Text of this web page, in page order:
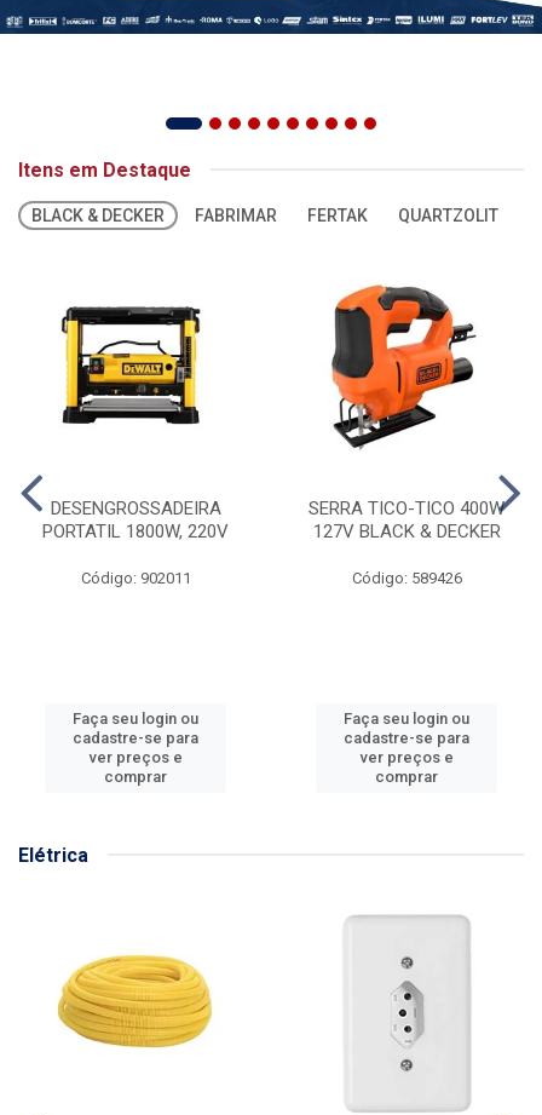
Itens em Destaque
BLACK & DECKER FABRIMAR FERTAK QUARTZOLIT
DESENGROSSADEIRA
PORTATIL 1800W, 220V
Código: 902011
Faça seu login ou
cadastre-se para
ver preços e
comprar
SERRA TICO-TICO 400W
127V BLACK & DECKER
Código: 589426
Faça seu login ou
cadastre-se para
ver preços e
comprar
Elétrica